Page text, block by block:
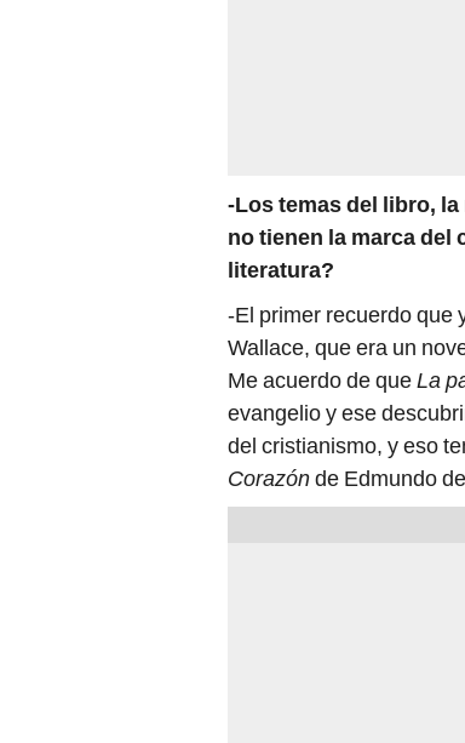
-Los temas del libro,
no tienen la marca del
literatura?
-El primer recuerdo que
Wallace, que era un
Me acuerdo de queLa
evangelio y ese
del cristianismo, y eso
Corazónde Edmundo